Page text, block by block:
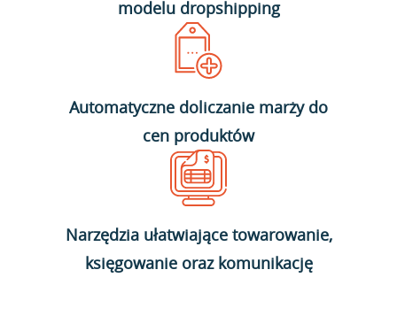
modelu dropshipping
Automatyczne doliczanie marży do
cen produktów
Narzędzia ułatwiające towarowanie,
księgowanie oraz komunikację